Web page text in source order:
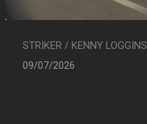
STRIKER / KENNY LOGGINS
09/07/2026